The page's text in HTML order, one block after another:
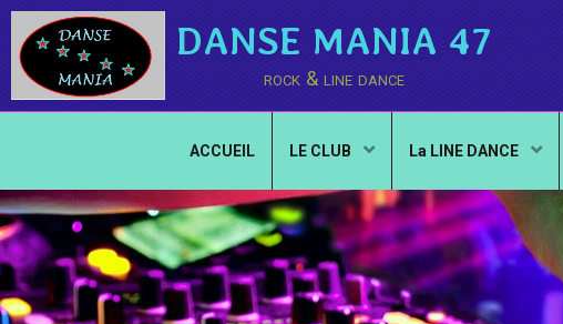
DANSE MANIA 47
rock & line dance
ACCUEIL LE CLUB La LINE DANCE